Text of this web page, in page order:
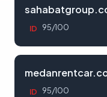
ID 95/100
ID 95/100